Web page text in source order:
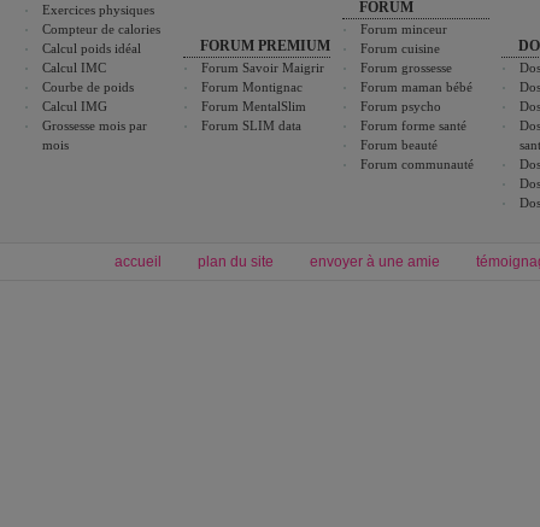
Exercices physiques
Compteur de calories
Calcul poids idéal
Calcul IMC
Courbe de poids
Calcul IMG
Grossesse mois par
mois
FORUM PREMIUM
Forum Savoir Maigrir
Forum Montignac
Forum MentalSlim
Forum SLIM data
FORUM
Forum minceur
Forum cuisine
Forum grossesse
Forum maman bébé
Forum psycho
Forum forme santé
Forum beauté
Forum communauté
accueil plan du site envoyer à une amie